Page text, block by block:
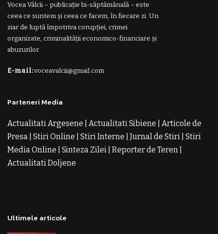
Vocea Vâlcii – publicație bi-săptămânală – este
ceea ce suntem și ceea ce facem, în fiecare zi. Un
ziar de luptă împotriva corupției, crimei
organizate, criminalității economico-financiare și
abuzurilor.
E-mail:voceavalcii@gmail.com
Parteneri Media
Actualitati Argesene Actualitati Sibiene
Articole de
Presa Stiri Online Stiri Interne Jurnal de Stiri Stiri
Media Online
Sinteza Zilei Reporter de Teren
Actualitati Doljene
Ultimele articole